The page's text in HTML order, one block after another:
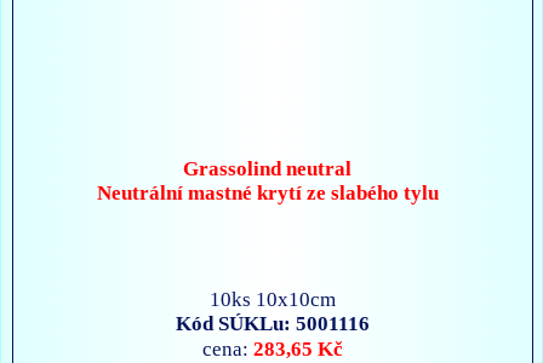
Grassolind neutral
Neutrální mastné krytí ze slabého tylu
10ks 10x10cm
Kód SÚKLu: 5001116
cena: 283,65 Kč